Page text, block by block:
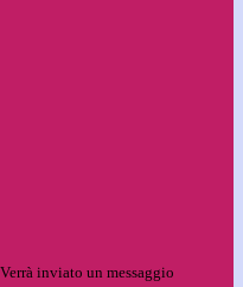
Verrà inviato un messaggio